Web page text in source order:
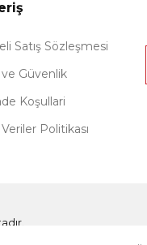
Satış Sözleşmesi
ve Güvenlik
Koşullari
Politikası